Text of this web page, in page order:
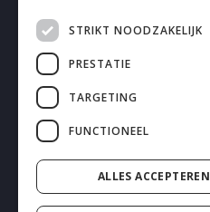
Cookies
Privacy
Disclaimer
Algemene voorwaarden
STRIKT NOODZAKELIJK
PRESTATIE
TARGETING
FUNCTIONEEL
ALLES ACCEPTEREN